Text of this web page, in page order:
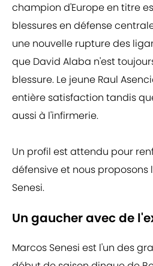
champion d'Europe en titre
blessures en défense
une nouvelle rupture des
que David Alaba n'est
blessure. Le jeune Raul
entière satisfaction tandis
aussi à l'infirmerie.
Un profil est attendu pour
défensive et nous proposons
Senesi.
Un gaucher avec de
Marcos Senesi est l'un des